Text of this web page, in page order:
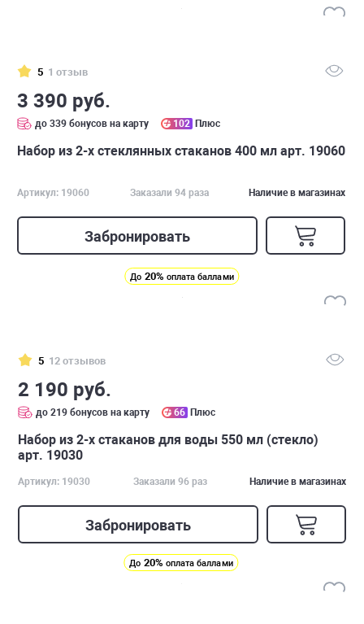
5 1 отзыв
3 390 руб.
до 339 бонусов на карту 102 Плюс
Набор из 2-х стеклянных стаканов 400 мл арт. 19060
Артикул: 19060 Заказали 94 раза Наличие в магазинах
Забронировать
До 20% оплата баллами
5 12 отзывов
2 190 руб.
до 219 бонусов на карту 66 Плюс
Набор из 2-х стаканов для воды 550 мл (стекло)
арт. 19030
Артикул: 19030 Заказали 96 раз Наличие в магазинах
Забронировать
До 20% оплата баллами